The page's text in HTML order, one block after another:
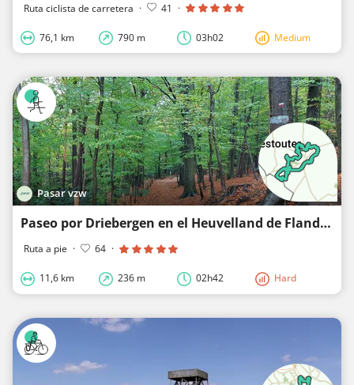
Ruta ciclista de carretera · 41 ·
76,1 km 790 m 03h02 Medium
Pasar vzw
Paseo por Driebergen en el Heuvelland de Flandes Occidental
Ruta a pie · 64 ·
11,6 km 236 m 02h42 Hard